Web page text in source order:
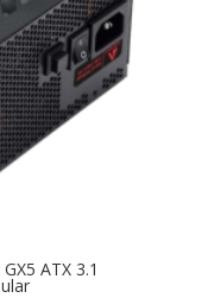
ATX 3.1